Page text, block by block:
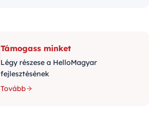
Támogass minket
Légy részese a HelloMagyar
fejlesztésének
Tovább